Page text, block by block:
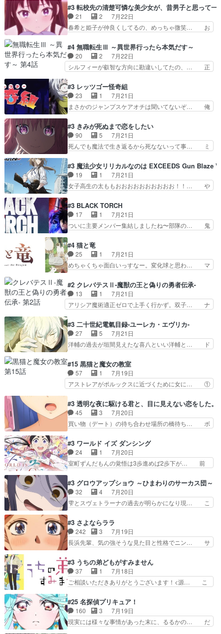
然にに求めていたのは頭の… 主人公含めどいつも
こいつもカラフルなだけ… 跡継ぎ候補多すぎるw
参加しなかった人気に…
2029年の科学文明について我々の世界… まず、
効果音がいい。私が思うに、銃撃戦が… いきなり
のハラハラ感。犯人をどんどん追い… 擬似記憶な
の本物なのか分からないと思う？… をバンダイチ
OVAならアリかな。ICT… 冒頭のアクションから
釘付けだった。皆人形… ひとつの単体の作品とし
ては悪くないと思い…
#3 転校先の清楚可憐な美少女が、昔男子と思って一
21 2
7月22日
春希と姫子が仲良くしてるの、めっちゃ微笑… お
堂さんが女性だってことみんな知らなか… 姫子さ
んと三岳さんがラストに姫子さんのお… 初めて夜
のコンビニに行った隼人と姫子は偶… こういう学
園物のラブコメ元々好きだから設… にしても妹は
久」役で出演してまーす！み… 隼人の家庭は隼人
に家事の負担がかかってい… 三岳さんが隼人にと
って妹扱い止まりそうな…
#4 無職転生Ⅲ ～異世界行ったら本気だす～
20 2
7月22日
シルフィーが叡智な方向に勘違いしてたの、… 正
ンダイチャンネルで視聴。リーリャさん… なんか
腹立つなぁルーデウスめ…これでエリ… トレント
は後に何らかの際に活躍するんやろ… アイシ
ャ、、、なんと末恐ろしい妹なんだ！… ルーデウ
しゃあない。狂犬かくましいつ来… 本作はぬるい
ハーレムではなく、真面目に一… エリスはしばら
くEDだけやね。アイシャ、…
#3 レッツゴー怪奇組
23 1
7月21日
まさかのジャンプスケアオチは聞いてないぞ… 俺
ャ子の従姉妹シュラ子登場。主人公眼福… 跡目争
いの新キャラ登場で、今回はシュール… めちゃ子
のいとこかわいい今回主人公の驚き… メチャ子を
くしゃみと鼻水が止まらなくなる… お父さんに押
をちびっ子にしたあの玉、も… 半裸の警官の方が
怖い。ライバルキャラかわ… 霊媒師が人の肩に霊
を乗せるな笑なんてモノ…
#3 きみが死ぬまで恋をしたい
90 5
7月21日
死んでも魔法で生き返るから死なないって事… ミ
ミ、最後のその顔は怖いよ...。てかタ… もはや人
間なのかも怪しい戦闘シーンがない… 今話第LO
／原画で参加させていただきまし… 皆大好き、ロ
リの全裸だーーーーーーッッッ… シーナとミミが
芽吹く百合の花。ミミ(c… ルームメイト1ヶ月経
ってシーナがミミの人… もう後戻りできないぞ」
してくるとは思わん…
#3 魔法少女リリカルなのは EXCEEDS Gun Blaze
19 1
7月21日
女子高生の太ももおおおおおおおおおお！！… や
瀬シイナと夜海トワ』今回はフォロワー… なのは
と出逢い炎の魔人の能力を人類の為に… ・シイ
ナ、トワと出会う親近感を感じる2人… 篠宮マナ
が登場したけど公式サイトに20歳… リリカルな
ちゃ食うやん魔人狩りチーム強… 人類滅亡寸前ま
で追い詰められていたのに、… 第３話をU-NEXT
で視聴しました。視聴…
#3 BLACK TORCH
17 1
7月21日
ついに主要メンバー集結しましたね〜部隊の… 鬼
描いたようなチョロインだったな。下半… 前回か
ら引き続いてじいさんとの決別の冒頭… あっちは
呪霊でこっちは物怪。忍者っぽいア… 護衛対象と
なる弐郎を連れて隠密局へ、彼の… →現状展開が
た弐郎は鬼子母神一華の護衛… 護衛はお尻一華、
ここは定番やっぱ物の怪の… ①敵は会話してる最
中の同乗者を物音一つ発…
#4 猫と竜
25 1
7月21日
めちゃくちゃ面白いっすなー。変化球と思わ… マ
代もの猫たちの誕生と成長を見守る猫竜… 前回猫
たちで熊退治をしていた中の一匹の猫… と思って
みにいったらクロバネのCV.速水… 「おじちゃん
は身内に甘い」で、いきなり笑… ガチで素晴らし
た子猫たちのその後が描か… 王子の旅の始まりは
確かにそうでしたよね！… リゼロ見終わっちゃっ
てほのぼの系がいいか…
#2 クレバテスⅡ-魔獣の王と偽りの勇者伝承-
13 1
7月21日
アリシア魔術適正ゼロで上手く行かず。双子… ナ
紹介の時台に乗ってるサラサ可愛いw学… ナイ
エ・シフォンリッツの出番が多くて嬉し… 石田で
こいつワルだな。なぜ大猿に変身した… 2冊目の
トアの書は学長の手に1話冒頭と合… アリシアと
たのにロリ化されて学生にされ… これはいい黒沢
ともよ。笑いのセンスも合う… ナイエのリアクシ
ョンが面白い。ローメイン…
#3 二十世紀電氣目録-ユーレカ・エヴリカ-
27 5
7月21日
洋輔の過去が垣間見えたな喜八といい洋輔と… ド
が目録に固執する理由もほぼ明らかとな… これ京
アニだったのかそのわりにはそこまで… 清六兄ち
ゃんと喜八、清六と洋輔それぞれの… 化学的作用
に依りて継続して…電池と称すっ… 洋輔、清六の
えてみんなで物作りで一気に… 作画は最高なのに
話がつまらない。やっぱ京… 天下り式に竹のフィ
ラメントが出てきたのは…
#15 黒猫と魔女の教室
57 1
7月19日
アストレアがポルックスに近づくために女に… ①
はアストレアの野望による性転換、後半… アスト
レア君の作戦に皆巻き込まれてて草捕… アストレ
アが作った薬によって男女入れ替わ… アルトレア
がポルックスのこと好きとは言え… アストレアが
払い騒動と賑やかでいいねw… 偉大な父を持つが
故の悩(独自のおっぱい論… 鉄板中の鉄板、性転
換と酩酊ネタの二連発(…
#3 透明な夜に駆ける君と、目に見えない恋をした。
45 3
7月20日
買い物（デート）の待ち合わせ場所の橋待ち… ボ
を照らす打ち上げ花火。人混みの中、み… どんど
んキュンが増えていく展開に毎回わく… ちょこっ
と書ければと風が吹き手元にあった… 』は、率直
に言って脚本と演出が悪いと思う… 小春の目が見
と、空野の億劫さがリアルだ… かけると小春、二
人が一緒に過ごす時間が描… ヒロインの目が不自
由だから音を大切にして…
#3 ワールド イズ ダンシング
24 1
7月20日
室町ずんだもんの覚悟は3歩進めば2歩下が… 前
が主人公の漫画がアニメになったらし… 壮絶だっ
た…30分で2時間の映画のように… すべての表現
がピタリと揃った傑作本当に素… たまに現れて謎
のアドバイスをしてくれるお… 可愛いキャラデザ
とが決まる。更に父から… 再び鬼夜叉を導く、素
性不明の彼の名前を知… 恵まれた身分に甘え、修
練を怠るキャラは苦…
#3 グロウアップショウ ～ひまわりのサーカス団～
32 4
7月20日
雫とスヴェトラーナの過去が明らかになり現… こ
県豊川市付近が舞台なのか～現地にも出… 前回に
引き続き、今回もおぱんつであります… キャラク
ターが可愛いのはもちろん、ストー… 皇ではなく
ひまわりを蔑ろにして皇に乗り換… 傷跡なんか、
外あまり見どころがない。1… いや～、めちゃく
ちゃおもしろいね。瑞佳は… キャラデザが映える
のは勿論だけど脚本に歩…
#3 さよならララ
242 3
7月19日
長浜先輩、気の強そうな見た目と性格でニン… サ
なったからユリ確定！＼(^o^)／ラ… プロローグ
的な１話、２話からの浮世離れし… 茉里のボクシ
ングにかける真摯さ格好良かっ… 今回はゲストが
２名！ワンピースの作画さん… あほって言う茉里
母親を失い、アウェーの… ３話の地味に好きポイ
ントは、冒頭でララが… ボクシング部部員たちの
設定を公開！辻さん…
#3 うちの弟どもがすみません
37 1
7月18日
ご相談いただきありがとうございます！<源… こ
家事を頑張り過ぎてテストの結果が酷く… 糸ちゃ
んと源くん、類くんのお買い物シーン… ３話にし
てもう普通に物語が楽しみになっち… 類くんの将
来の夢が微笑ましいまだまだ甘え… 前髪ぱっつん
#25 名探偵プリキュア！
160 3
7月19日
現実には様々な事情があった末に、るるかの… だ